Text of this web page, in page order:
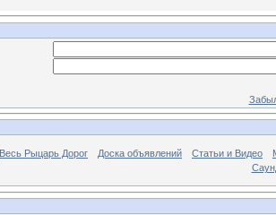
Весь Рыцарь Дорог Доска объявлений Статьи и Видео